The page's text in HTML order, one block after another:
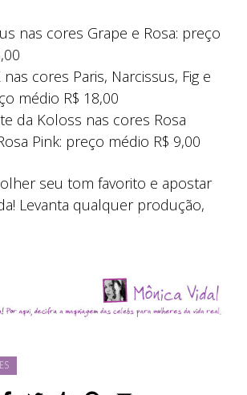
nas cores Grape e Rosa: preço
nas cores Paris, Narcissus, Fig e
médio R$ 18,00
da Koloss nas cores Rosa
Pink: preço médio R$ 9,00
seu tom favorito e apostar
Levanta qualquer produção,